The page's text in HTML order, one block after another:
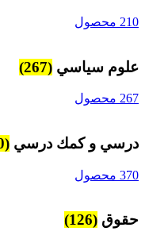
210 محصول
علوم سياسي (267)
267 محصول
درسي و كمك درسي (370)
370 محصول
حقوق (126)